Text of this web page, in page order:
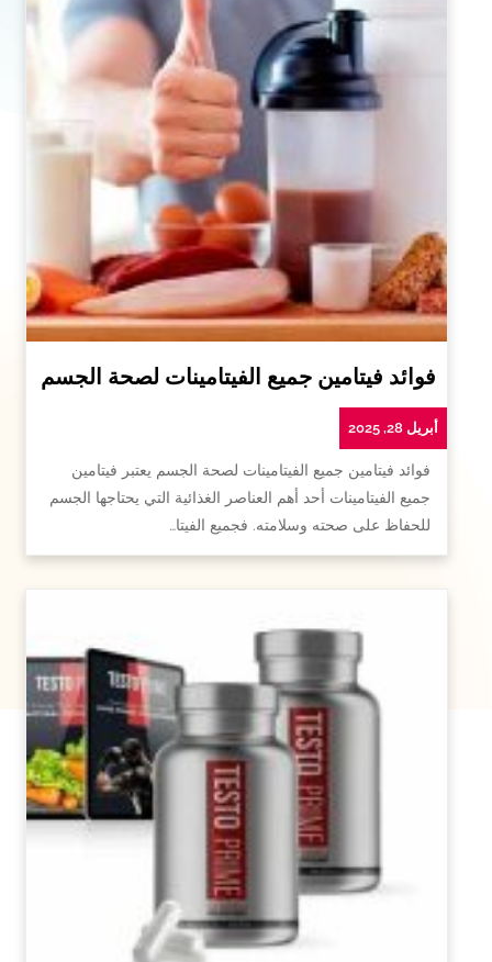
فوائد فيتامين جميع الفيتامينات لصحة الجسم
أبريل 28, 2025
فوائد فيتامين جميع الفيتامينات لصحة الجسم يعتبر فيتامين
جميع الفيتامينات أحد أهم العناصر الغذائية التي يحتاجها الجسم
للحفاظ على صحته وسلامته. فجميع الفيتا…